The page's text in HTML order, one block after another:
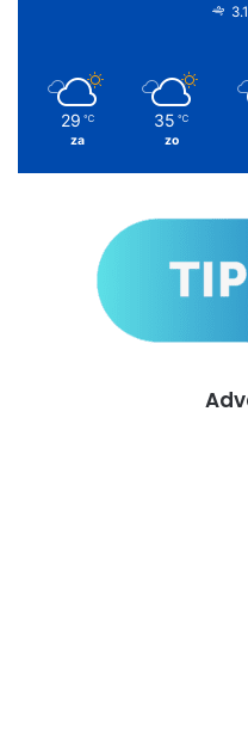
29 ℃
za
35 ℃
zo